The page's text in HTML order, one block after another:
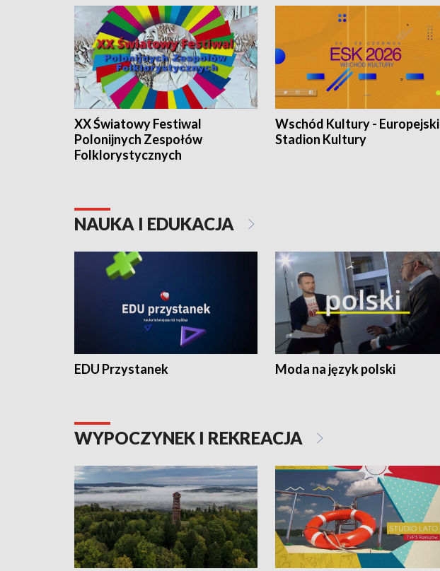
XX Światowy Festiwal
Polonijnych Zespołów
Folklorystycznych
Wschód Kultury - Europejski
Stadion Kultury
NAUKA I EDUKACJA
EDU Przystanek Moda na język polski
WYPOCZYNEK I REKREACJA